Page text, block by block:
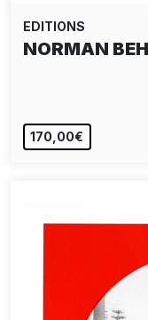
EDITIONS
NORMAN
EPUISÉ